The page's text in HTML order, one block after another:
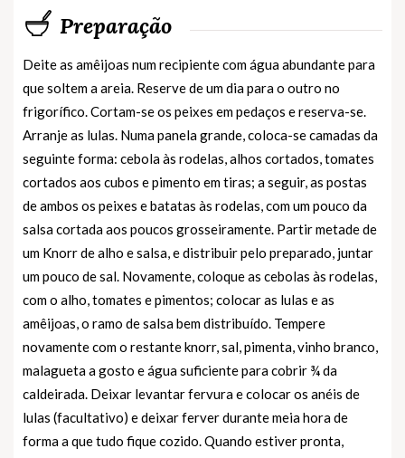
Preparação
Deite as amêijoas num recipiente com água abundante para
que soltem a areia. Reserve de um dia para o outro no
frigorífico. Cortam-se os peixes em pedaços e reserva-se.
Arranje as lulas. Numa panela grande, coloca-se camadas da
seguinte forma: cebola às rodelas, alhos cortados, tomates
cortados aos cubos e pimento em tiras; a seguir, as postas
de ambos os peixes e batatas às rodelas, com um pouco da
salsa cortada aos poucos grosseiramente. Partir metade de
um Knorr de alho e salsa, e distribuir pelo preparado, juntar
um pouco de sal. Novamente, coloque as cebolas às rodelas,
com o alho, tomates e pimentos; colocar as lulas e as
amêijoas, o ramo de salsa bem distribuído. Tempere
novamente com o restante knorr, sal, pimenta, vinho branco,
malagueta a gosto e água suficiente para cobrir ¾ da
caldeirada. Deixar levantar fervura e colocar os anéis de
lulas (facultativo) e deixar ferver durante meia hora de
forma a que tudo fique cozido. Quando estiver pronta,